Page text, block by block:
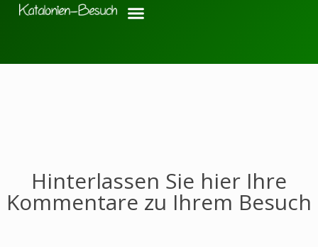
Hinterlassen Sie hier Ihre
Kommentare zu Ihrem Besuch